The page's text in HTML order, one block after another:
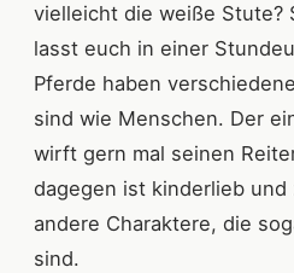
vielleicht die weiße Stute?
lasst euch in einer
Pferde haben
sind wie Menschen. Der
wirft gern mal seinen
dagegen ist kinderlieb und
andere Charaktere, die
sind.